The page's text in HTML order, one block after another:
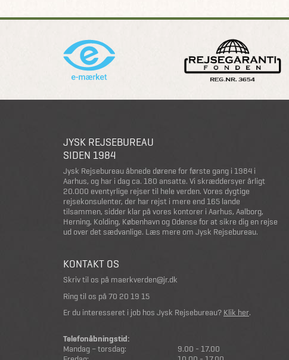
JYSK REJSEBUREAU
SIDEN 1984
Jysk Rejsebureau åbnede dørene for første gang i 1984 i
Aarhus, og har i dag ca. 180 ansatte. Vi skræddersyer årligt
20.000 eventyrlige rejser til hele verden. Vores dygtige
rejsekonsulenter, der har rejst i mere end 165 lande
tilsammen, sidder klar på vores kontorer i Aarhus, Aalborg,
Herning, Kolding, København og Odense for at sikre dig en rejse
ud over det sædvanlige. Læs mere om Jysk Rejsebureau.
KONTAKT OS
Skriv til os på maerkverden@jr.dk
Ring til os på 70 20 19 15
Er du interesseret i job hos Jysk Rejsebureau? Klik her.
Telefonåbningstid:
Mandag – torsdag:
9.00 - 17.00